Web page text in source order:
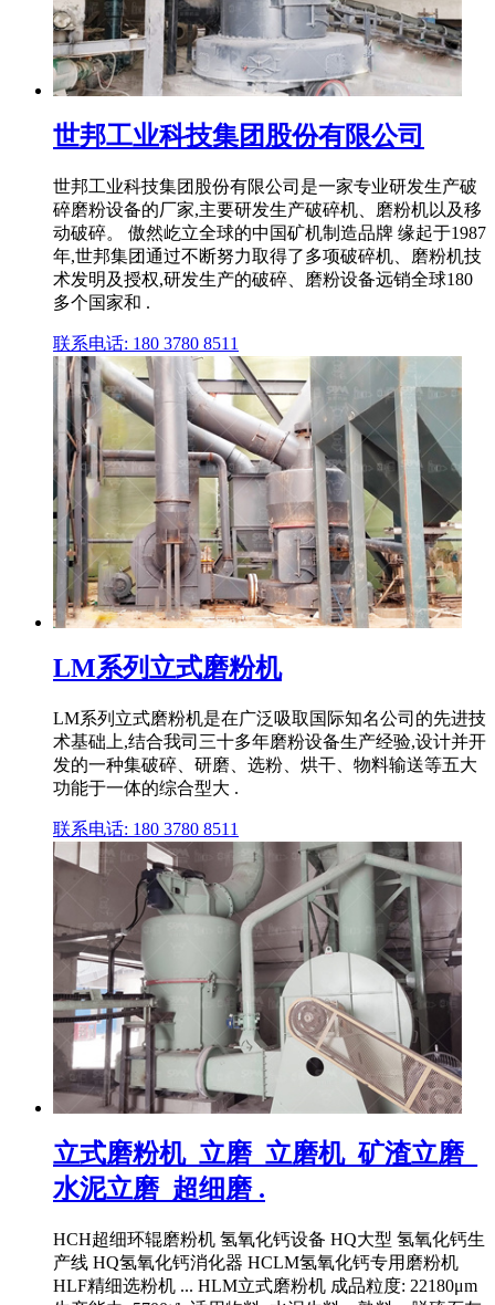
世邦工业科技集团股份有限公司
世邦工业科技集团股份有限公司是一家专业研发生产破
碎磨粉设备的厂家,主要研发生产破碎机、磨粉机以及移
动破碎。 傲然屹立全球的中国矿机制造品牌 缘起于1987
年,世邦集团通过不断努力取得了多项破碎机、磨粉机技
术发明及授权,研发生产的破碎、磨粉设备远销全球180
多个国家和 .
联系电话: 180 3780 8511
LM系列立式磨粉机
LM系列立式磨粉机是在广泛吸取国际知名公司的先进技
术基础上,结合我司三十多年磨粉设备生产经验,设计并开
发的一种集破碎、研磨、选粉、烘干、物料输送等五大
功能于一体的综合型大 .
联系电话: 180 3780 8511
立式磨粉机_立磨_立磨机_矿渣立磨_
水泥立磨_超细磨 .
HCH超细环辊磨粉机 氢氧化钙设备 HQ大型 氢氧化钙生
产线 HQ氢氧化钙消化器 HCLM氢氧化钙专用磨粉机
HLF精细选粉机 ... HLM立式磨粉机 成品粒度: 22180μm